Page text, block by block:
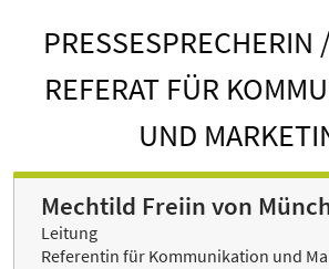
REFERAT FÜR
UND
Mechtild Freiin von
Leitung
Referentin für Kommunikation und